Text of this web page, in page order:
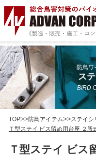
防鳥ワ
ス
BIRD
TOP 防鳥アイテム
ステイシ
Ｔ型ステイ ビス留め用台座 ２段
Ｔ型ステイ ビス